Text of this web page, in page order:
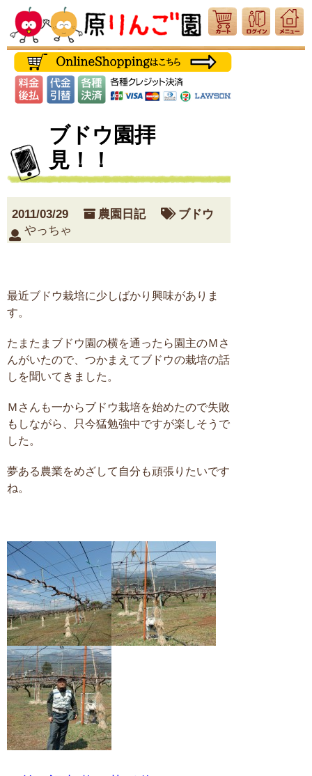
ブドウ園拝
見！！
2011/03/29 農園日記
ブドウ
やっちゃ
最近ブドウ栽培に少しばかり興味がありま
す。
たまたまブドウ園の横を通ったら園主のＭさ
んがいたので、つかまえてブドウの栽培の話
しを聞いてきました。
Ｍさんも一からブドウ栽培を始めたので失敗
もしながら、只今猛勉強中ですが楽しそうで
した。
夢ある農業をめざして自分も頑張りたいです
ね。